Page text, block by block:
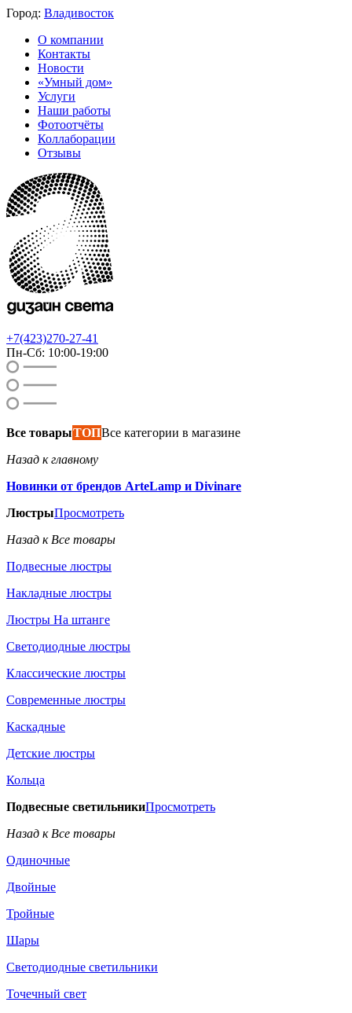
Город: Владивосток
О компании
Контакты
Новости
«Умный дом»
Услуги
Наши работы
Фотоотчёты
Коллаборации
Отзывы
+7(423)270-27-41
Пн-Сб: 10:00-19:00
Все товарыТОПВсе категории в магазине
Назад к главному
Новинки от брендов ArteLamp и Divinare
ЛюстрыПросмотреть
Назад к Все товары
Подвесные люстры
Накладные люстры
Люстры На штанге
Светодиодные люстры
Классические люстры
Современные люстры
Каскадные
Детские люстры
Кольца
Подвесные светильникиПросмотреть
Назад к Все товары
Одиночные
Двойные
Тройные
Шары
Светодиодные светильники
Точечный свет